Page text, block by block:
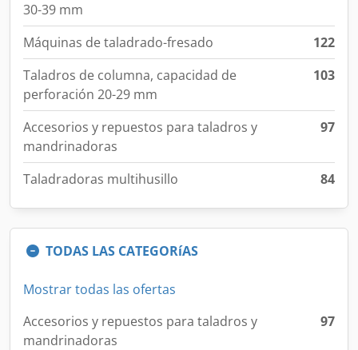
30-39 mm
Máquinas de taladrado-fresado
122
Taladros de columna, capacidad de
perforación 20-29 mm
103
Accesorios y repuestos para taladros y
mandrinadoras
97
Taladradoras multihusillo 84
TODAS LAS CATEGORíAS
Mostrar todas las ofertas
Accesorios y repuestos para taladros y
mandrinadoras
97